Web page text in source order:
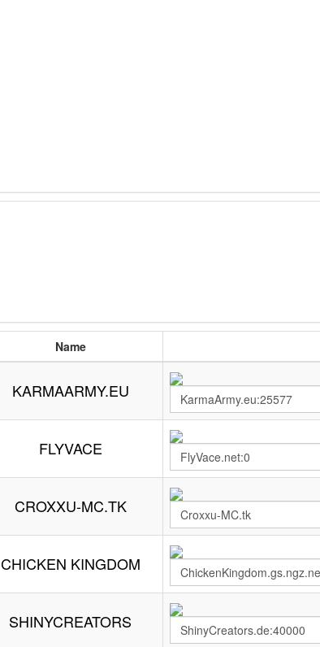
Name
KARMAARMY.EU
FLYVACE
CROXXU-MC.TK
CHICKEN KINGDOM
SHINYCREATORS